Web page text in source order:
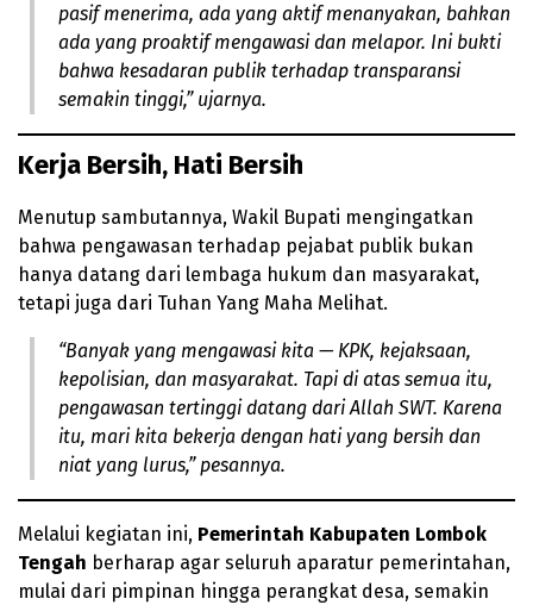
pasif menerima, ada yang aktif menanyakan, bahkan
ada yang proaktif mengawasi dan melapor. Ini bukti
bahwa kesadaran publik terhadap transparansi
semakin tinggi,” ujarnya.
Kerja Bersih, Hati Bersih
Menutup sambutannya, Wakil Bupati mengingatkan
bahwa pengawasan terhadap pejabat publik bukan
hanya datang dari lembaga hukum dan masyarakat,
tetapi juga dari Tuhan Yang Maha Melihat.
“Banyak yang mengawasi kita — KPK, kejaksaan,
kepolisian, dan masyarakat. Tapi di atas semua itu,
pengawasan tertinggi datang dari Allah SWT. Karena
itu, mari kita bekerja dengan hati yang bersih dan
niat yang lurus,” pesannya.
Melalui kegiatan ini, Pemerintah Kabupaten Lombok
Tengah berharap agar seluruh aparatur pemerintahan,
mulai dari pimpinan hingga perangkat desa, semakin